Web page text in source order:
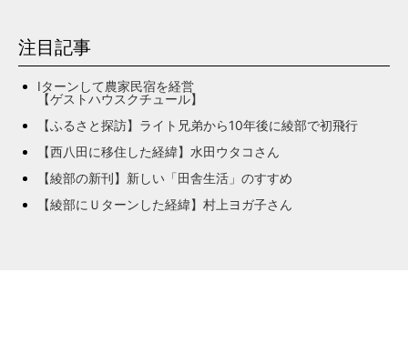
注目記事
Iターンして農家民宿を経営
【ゲストハウスクチュール】
【ふるさと探訪】ライト兄弟から10年後に綾部で初飛行
【西八田に移住した経緯】水田ウタコさん
【綾部の新刊】新しい「田舎生活」のすすめ
【綾部にＵターンした経緯】村上ヨガ子さん